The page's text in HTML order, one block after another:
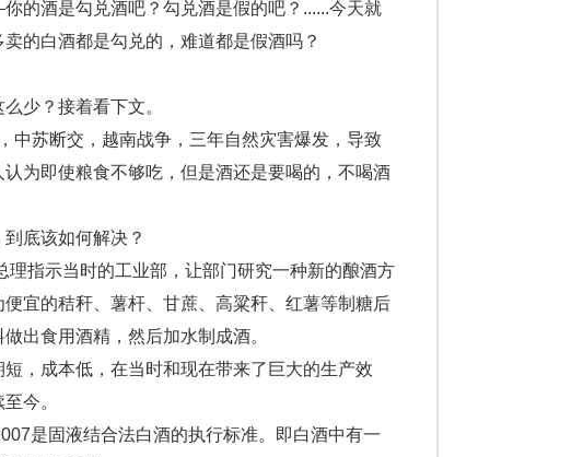
酒是勾兑酒吧？勾兑酒是假的吧？......今天就
的白酒都是勾兑的，难道都是假酒吗？
少？接着看下文。
苏断交，越南战争，三年自然灾害爆发，导致
为即使粮食不够吃，但是酒还是要喝的，不喝酒
底该如何解决？
指示当时的工业部，让部门研究一种新的酿酒方
宜的秸秆、薯杆、甘蔗、高粱秆、红薯等制糖后
出食用酒精，然后加水制成酒。
，成本低，在当时和现在带来了巨大的生产效
今。
是固液结合法白酒的执行标准。即白酒中有一